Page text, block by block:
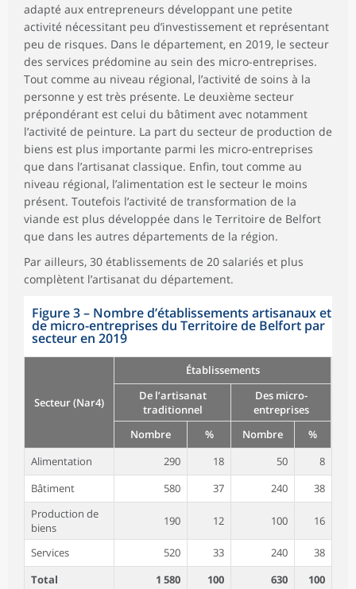
adapté aux entrepreneurs développant une petite
activité nécessitant peu d’investissement et représentant
peu de risques. Dans le département, en 2019, le secteur
des services prédomine au sein des micro-entreprises.
Tout comme au niveau régional, l’activité de soins à la
personne y est très présente. Le deuxième secteur
prépondérant est celui du bâtiment avec notamment
l’activité de peinture. La part du secteur de production de
biens est plus importante parmi les micro-entreprises
que dans l’artisanat classique. Enfin, tout comme au
niveau régional, l’alimentation est le secteur le moins
présent. Toutefois l’activité de transformation de la
viande est plus développée dans le Territoire de Belfort
que dans les autres départements de la région.
Par ailleurs, 30 établissements de 20 salariés et plus
complètent l’artisanat du département.
Figure 3– Nombre d’établissements artisanaux et
de micro-entreprises du Territoire de Belfort par
secteur en 2019
Secteur (Nar4)
Établissements
De l’artisanat
traditionnel
Des micro-
entreprises
Nombre
% Nombre
%
Alimentation
290 18 50
8
Bâtiment
580 37 240
38
Production de
biens
190 12 100 16
Services 520 33 240
38
Total
1 580 100 630
100